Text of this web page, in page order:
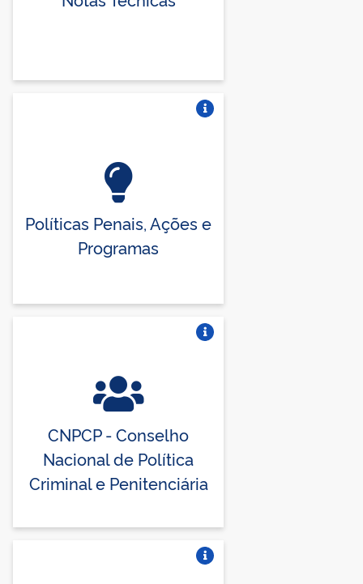
Políticas Penais, Ações e
Programas
CNPCP - Conselho
Nacional de Política
Criminal e Penitenciária